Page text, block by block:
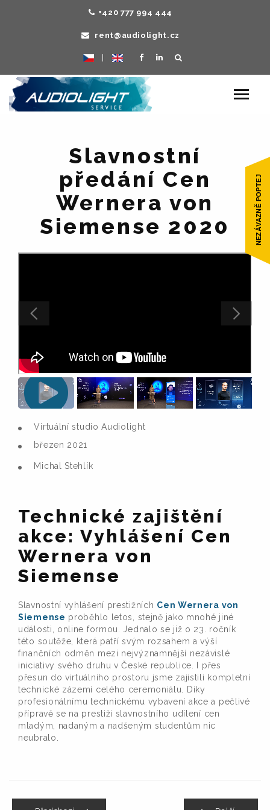
+420 777 994 444
rent@audiolight.cz
Toggle
Slavnostní
předání Cen
Wernera von
Siemense 2020
Virtuální studio Audiolight
březen 2021
Michal Stehlík
Technické zajištění
akce: Vyhlášení Cen
Wernera von
Siemense
Slavnostní vyhlášení prestižních Cen Wernera von
Siemense proběhlo letos, stejně jako mnohé jiné
události, online formou. Jednalo se již o 23. ročník
této soutěže, která patří svým rozsahem a výší
finančních odměn mezi nejvýznamnější nezávislé
iniciativy svého druhu v České republice. I přes
přesun do virtuálního prostoru jsme zajistili kompletní
technické zázemí celého ceremoniálu. Díky
profesionálnímu technickému vybavení akce a pečlivé
přípravě se na prestiži slavnostního udílení cen
mladým, nadaným a nadšeným studentům nic
neubralo.